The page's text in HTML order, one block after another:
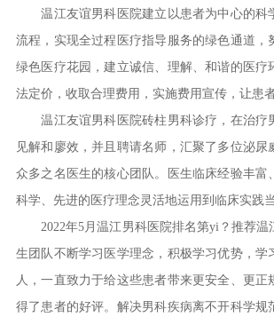
温江友谊男科医院建立以患者为中心的科
流程，实现全过程医疗指导服务的绿色通道，
绿色医疗花园，建立诚信、理解、和谐的医疗
法定价，收取合理费用，实施费用宣传，让患
温江友谊男科医院砖柱男科诊疗，在治疗
见解和廖效，并且聘请名师，汇聚了多位泌尿
众多之名医生的核心团队。医生临床经验丰富
科学、先进的医疗理念灵活地运用到临床实践当
2022年5月温江男科医院排名第yi？推荐温
生团队不断学习医学理念，积极学习优势，学
人，一直致力于给这些患者带来更安全、更正
得了患者的好评。解决男科疾病离不开科学规